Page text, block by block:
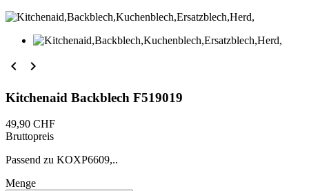
 
Kitchenaid Backblech F519019
49,90 CHF
Bruttopreis
Passend zu KOXP6609,..
Menge